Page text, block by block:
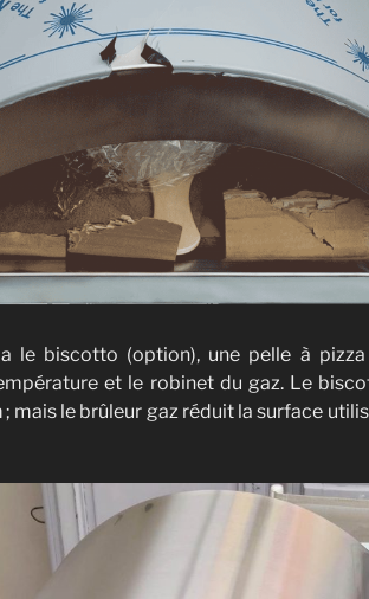
le biscotto (option), une pelle à
et le robinet du gaz. Le
mais le brûleur gaz réduit la surface